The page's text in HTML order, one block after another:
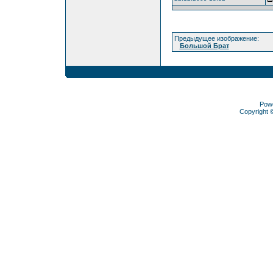
Предыдущее изображение:
Большой Брат
Copyright